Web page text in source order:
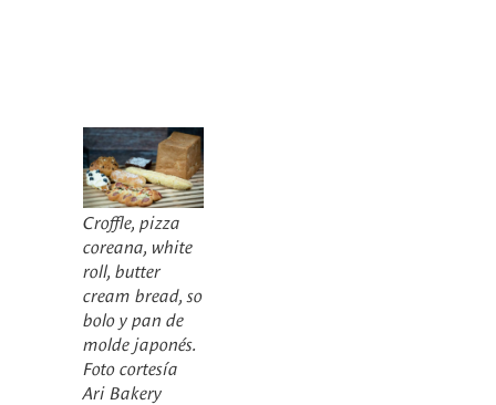
Croffle, pizza
coreana, white
roll, butter
cream bread, so
bolo y pan de
molde japonés.
Foto cortesía
Ari Bakery